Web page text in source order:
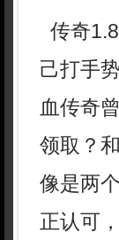
传奇
己打手
血传奇
领取？
像是两
正认可